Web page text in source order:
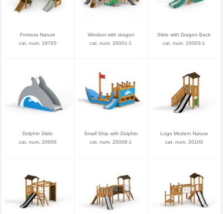
Fortress Nature
cat. num. 19765
Windsor with dragon
cat. num. 20001-1
Slide with Dragon Back
cat. num. 20003-1
Dolphin Slide
cat. num. 20006
Small Ship with Dolphin
cat. num. 20008-1
Logo Modern Nature
cat. num. 30100